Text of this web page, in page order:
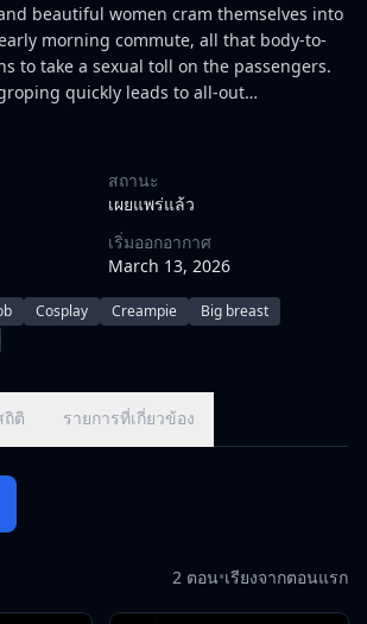
beautiful women cram themselves into
morning commute, all that body-to-
to take a sexual toll on the passengers.
quickly leads to all-out
the women are resistant at first.
from a moving train. So it's not long
ladies give in to their own perverted
the flow. Soon the whole train is alive
สถานะ
เผยแพร่แล้ว
เริ่มออกอากาศ
March 13, 2026
Cosplay Creampie
Big breast
ถิติ รายการที่เกี่ยวข้อง
2 ตอน•เรียงจากตอนแรก